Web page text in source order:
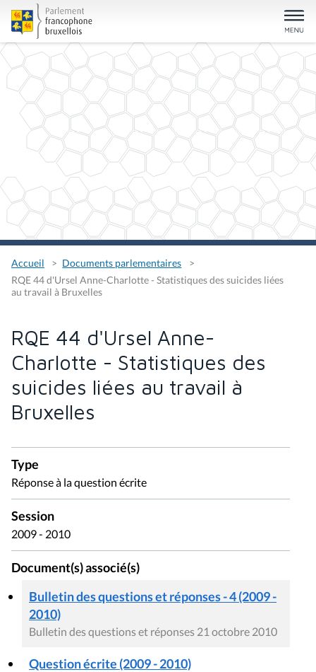
Accueil
Documents parlementaires
RQE 44 d'Ursel Anne-Charlotte - Statistiques des suicides liées
au travail à Bruxelles
RQE 44 d'Ursel Anne-
Charlotte - Statistiques des
suicides liées au travail à
Bruxelles
Type
Réponse à la question écrite
Session
2009 - 2010
Document(s) associé(s)
Bulletin des questions et réponses - 4 (2009 -
2010)
Bulletin des questions et réponses 21 octobre 2010
Question écrite (2009 - 2010)